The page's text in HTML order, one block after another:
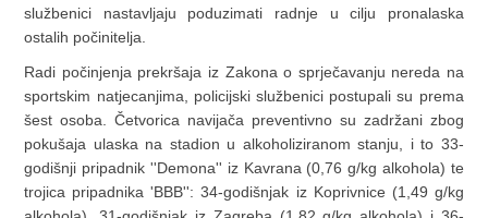
službenici nastavljaju poduzimati radnje u cilju pronalaska
ostalih počinitelja.
Radi počinjenja prekršaja iz Zakona o sprječavanju nereda na
sportskim natjecanjima, policijski službenici postupali su prema
šest osoba. Četvorica navijača preventivno su zadržani zbog
pokušaja ulaska na stadion u alkoholiziranom stanju, i to 33-
godišnji pripadnik ''Demona'' iz Kavrana (0,76 g/kg alkohola) te
trojica pripadnika 'BBB'': 34-godišnjak iz Koprivnice (1,49 g/kg